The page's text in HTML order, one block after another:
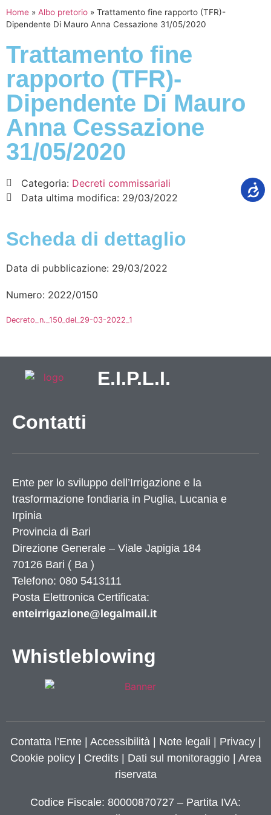
Home » Albo pretorio » Trattamento fine rapporto (TFR)-
Dipendente Di Mauro Anna Cessazione 31/05/2020
Trattamento fine
rapporto (TFR)-
Dipendente Di Mauro
Anna Cessazione
31/05/2020
Categoria: Decreti commissariali
Data ultima modifica: 29/03/2022
Scheda di dettaglio
Data di pubblicazione: 29/03/2022
Numero: 2022/0150
Decreto_n._150_del_29-03-2022_1
E.I.P.L.I.
Contatti
Ente per lo sviluppo dell’Irrigazione e la
trasformazione fondiaria in Puglia, Lucania e
Irpinia
Provincia di Bari
Direzione Generale – Viale Japigia 184
70126 Bari ( Ba )
Telefono: 080 5413111
Posta Elettronica Certificata:
enteirrigazione@legalmail.it
Whistleblowing
Contatta l’Ente| Accessibilità | Note legali | Privacy|
Cookie policy| Credits| Dati sul monitoraggio | Area
riservata
Codice Fiscale: 80000870727 – Partita IVA: